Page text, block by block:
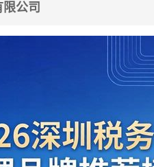
公司